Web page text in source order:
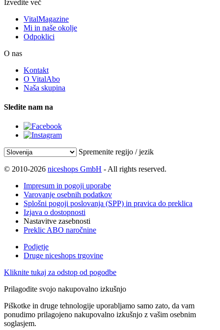
Izvedite več
VitalMagazine
Mi in naše okolje
Odpoklici
O nas
Kontakt
O VitalAbo
Naša skupina
Sledite nam na
Spremenite regijo / jezik
© 2010-2026 niceshops GmbH - All rights reserved.
Impresum in pogoji uporabe
Varovanje osebnih podatkov
Splošni pogoji poslovanja (SPP) in pravica do preklica
Izjava o dostopnosti
Nastavitve zasebnosti
Preklic ABO naročnine
Podjetje
Druge niceshops trgovine
Kliknite tukaj za odstop od pogodbe
Prilagodite svojo nakupovalno izkušnjo
Piškotke in druge tehnologije uporabljamo samo zato, da vam
ponudimo prilagojeno nakupovalno izkušnjo z vašim osebnim
soglasjem.